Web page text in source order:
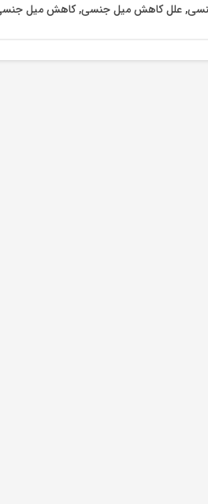
,علل کاهش میل جنسی,کاهش میل